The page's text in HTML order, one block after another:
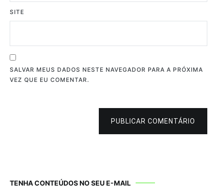
SITE
SALVAR MEUS DADOS NESTE NAVEGADOR PARA A PRÓXIMA
VEZ QUE EU COMENTAR.
PUBLICAR COMENTÁRIO
TENHA CONTEÚDOS NO SEU E-MAIL